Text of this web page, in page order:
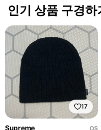
인기 상품 구경하
17
Supreme
OS